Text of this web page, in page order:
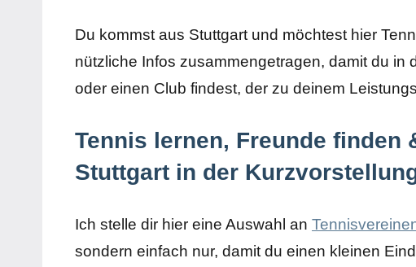
Du kommst aus Stuttgart und möchtest hier
nützliche Infos zusammengetragen, damit du in
oder einen Club findest, der zu deinem
Tennis lernen, Freunde finden
Stuttgart in der
Ich stelle dir hier eine Auswahl an
sondern einfach nur, damit du einen kleinen